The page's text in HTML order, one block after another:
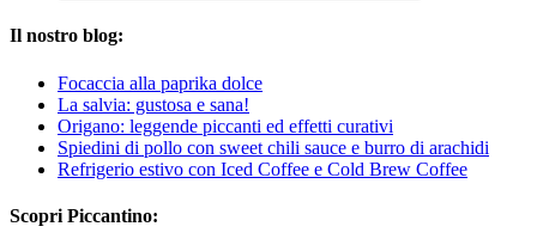
Il nostro blog:
Focaccia alla paprika dolce
La salvia: gustosa e sana!
Origano: leggende piccanti ed effetti curativi
Spiedini di pollo con sweet chili sauce e burro di arachidi
Refrigerio estivo con Iced Coffee e Cold Brew Coffee
Scopri Piccantino: